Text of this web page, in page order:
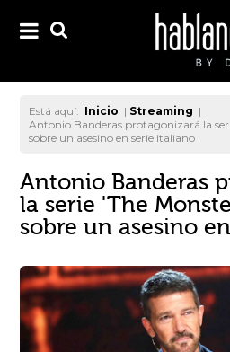
Está aquí: Inicio | Streaming |
Antonio Banderas protagonizará la
sobre un asesino en serie italiano
Antonio Banderas
la serie 'The
sobre un asesino